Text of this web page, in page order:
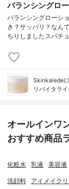
バランシングロ
バランシングローシ
き？サッパリ？なん
ちりしましたスパチ
Skinkalede(
リバイタラ
オールインワ
おすすめ商品
化粧水 乳液 美容液
洗顔料 アイメイク